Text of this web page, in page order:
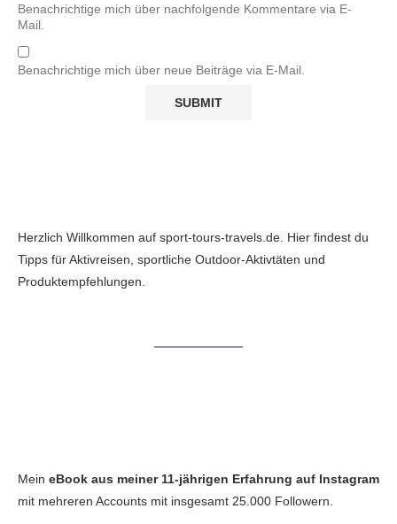
Benachrichtige mich über nachfolgende Kommentare via E-
Mail.
Benachrichtige mich über neue Beiträge via E-Mail.
Herzlich Willkommen auf sport-tours-travels.de. Hier findest du
Tipps für Aktivreisen, sportliche Outdoor-Aktivtäten und
Produktempfehlungen.
Mein eBook aus meiner 11-jährigen Erfahrung auf Instagram
mit mehreren Accounts mit insgesamt 25.000 Followern.